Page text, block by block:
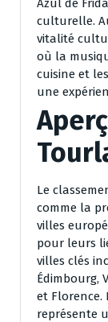
Azul de
culturelle.
vitalité
où la
cuisine et
une
Le
comme la
villes
pour leurs
villes clés
Édimbourg,
et Florence.
représente